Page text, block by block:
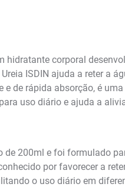
hidratante corporal
ISDIN ajuda a reter a
e de rápida absorção, é
uso diário e ajuda a
de 200ml e foi formulado
por favorecer a
o uso diário em